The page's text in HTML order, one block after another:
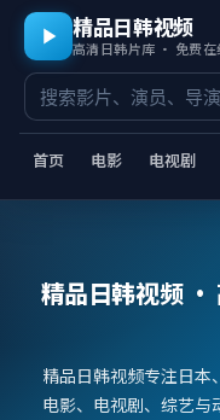
精品日韩视频
首页 电影 电视剧
精品日韩视频·
精品日韩视频专注日本
电影、电视剧、综艺与